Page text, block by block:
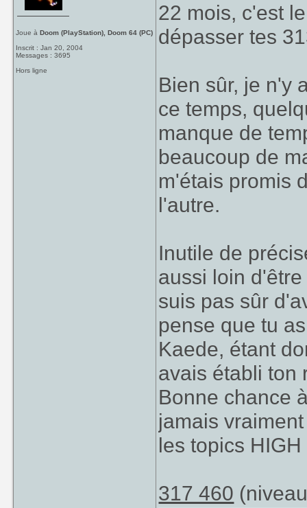
Joue àDoom (PlayStation), Doom 64 (PC)
Inscrit : Jan 20, 2004
Messages : 3695
Hors ligne
22 mois, c'est
dépasser tes
Bien sûr, je n'y
ce temps,
manque de
beaucoup de
m'étais promis
l'autre.
Inutile de
aussi loin
suis pas sûr
pense que tu
Kaede, étant
avais établi ton
Bonne chance
jamais
les topics
317 460